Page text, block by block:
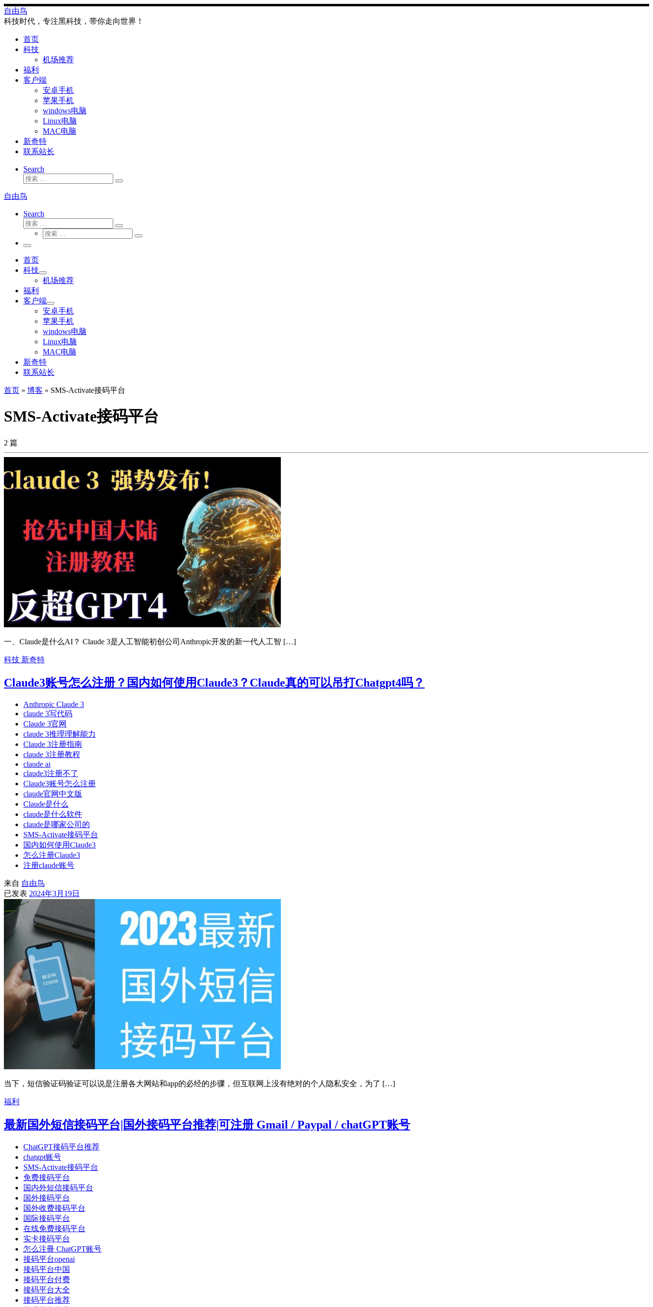
Skip
to
content
自由鸟
科技时代，专注黑科技，带你走向世界！
首页
科技
机场推荐
福利
客户端
安卓手机
苹果手机
windows电脑
Linux电脑
MAC电脑
新奇特
联系站长
Search
搜
搜
自由鸟
Search
搜
搜
索
搜
搜
主
菜
单
首页
科技
机场推荐
福利
客户端
安卓手机
苹果手机
windows电脑
Linux电脑
MAC电脑
新奇特
联系站长
首页 » 博客 » SMS-Activate接码平台
SMS-Activate接码平台
2 篇
一、Claude是什么AI？ Claude 3是人工智能初创公司Anthropic开发的新一代人工智 […]
科技 新奇特
Claude3账号怎么注册？国内如何使用Claude3？Claude真的可以吊打Chatgpt4吗？
Anthropic Claude 3
claude 3写代码
Claude 3官网
claude 3推理理解能力
Claude 3注册指南
claude 3注册教程
claude ai
claude3注册不了
Claude3账号怎么注册
claude官网中文版
Claude是什么
claude是什么软件
claude是哪家公司的
SMS-Activate接码平台
国内如何使用Claude3
怎么注册Claude3
注册claude账号
来自 自由鸟
已发表 2024年3月19日
当下，短信验证码验证可以说是注册各大网站和app的必经的步骤，但互联网上没有绝对的个人隐私安全，为了 […]
福利
最新国外短信接码平台|国外接码平台推荐|可注册 Gmail / Paypal / chatGPT账号
ChatGPT接码平台推荐
chatgpt账号
SMS-Activate接码平台
免费接码平台
国内外短信接码平台
国外接码平台
国外收费接码平台
国际接码平台
在线免费接码平台
实卡接码平台
怎么注冊 ChatGPT账号
接码平台openai
接码平台中国
接码平台付费
接码平台大全
接码平台推荐